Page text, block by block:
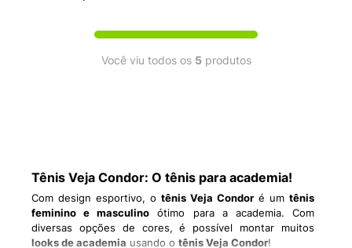
Você viu todos os 5produtos
Tênis Veja Condor: O tênis para academia!
Com design esportivo, o tênis Veja Condor é um tênis
feminino e masculino ótimo para a academia. Com
diversas opções de cores, é possível montar muitos
looks de academia usando o tênis Veja Condor!